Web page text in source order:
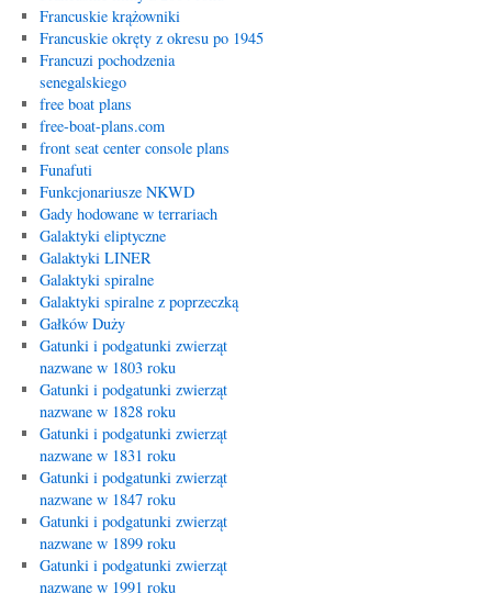
Francuskie krążowniki
Francuskie okręty z okresu po 1945
Francuzi pochodzenia
senegalskiego
free boat plans
free-boat-plans.com
front seat center console plans
Funafuti
Funkcjonariusze NKWD
Gady hodowane w terrariach
Galaktyki eliptyczne
Galaktyki LINER
Galaktyki spiralne
Galaktyki spiralne z poprzeczką
Gałków Duży
Gatunki i podgatunki zwierząt
nazwane w 1803 roku
Gatunki i podgatunki zwierząt
nazwane w 1828 roku
Gatunki i podgatunki zwierząt
nazwane w 1831 roku
Gatunki i podgatunki zwierząt
nazwane w 1847 roku
Gatunki i podgatunki zwierząt
nazwane w 1899 roku
Gatunki i podgatunki zwierząt
nazwane w 1991 roku